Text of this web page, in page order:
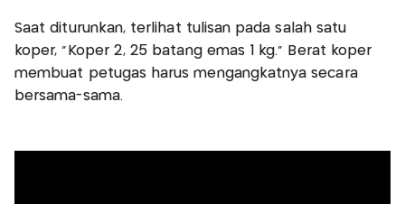
Saat diturunkan, terlihat tulisan pada salah satu
koper, "Koper 2, 25 batang emas 1 kg." Berat koper
membuat petugas harus mengangkatnya secara
bersama-sama.